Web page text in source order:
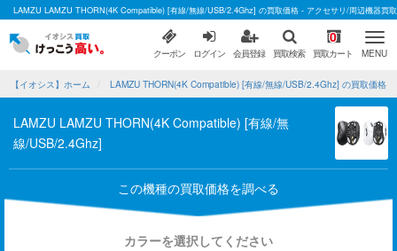
LAMZU LAMZU THORN(4K Compatible) [有線/無線/USB/2.4Ghz] の買取価格 - アクセサリ/周辺機器買
クーポン ログイン 会員登録 買取検索
0
買取カート MENU
【イオシス】ホーム LAMZU THORN(4K Compatible) [有線/無線/USB/2.4Ghz] の買取価格
LAMZU LAMZU THORN(4K Compatible) [有線/無
線/USB/2.4Ghz]
この機種の買取価格を調べる
カラーを選択してください